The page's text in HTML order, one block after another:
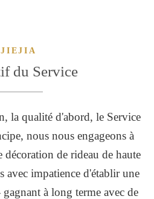
JIEJIA
du Service
la qualité d'abord, le Service
nous nous engageons à
de rideau de haute
avec impatience d'établir une
à long terme avec de